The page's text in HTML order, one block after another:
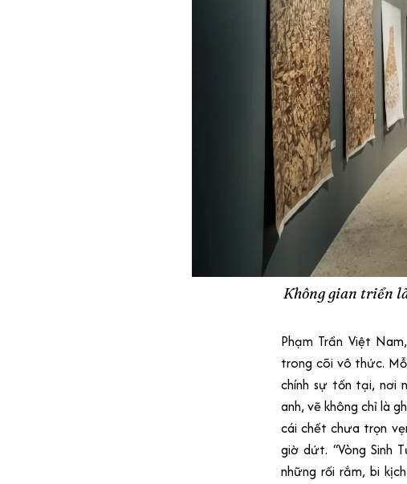
Không gian triển
Phạm Trần Việt
trong cõi vô thức.
chính sự tồn tại, nơi
anh, vẽ không chỉ là
cái chết chưa trọn
giờ dứt. “Vòng Sinh
những rối rắm, bi